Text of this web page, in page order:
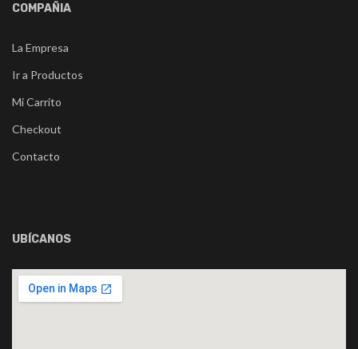
COMPAÑIA
La Empresa
Ir a Productos
Mi Carrito
Checkout
Contacto
UBÍCANOS